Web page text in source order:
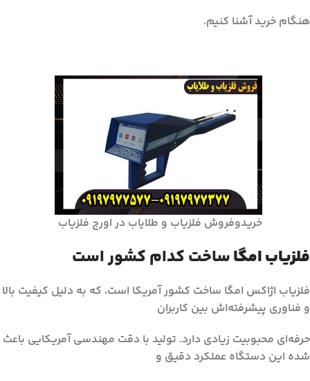
هنگام خرید آشنا کنیم.
خریدوفروش فلزیاب و طلایاب در اورج فلزیاب
فلزیاب امگاساخت کدام کشور است
فلزیاب اژاکس امگا ساخت کشور آمریکا است، که به دلیل کیفیت بالا
و فناوری پیشرفته‌اش بین کاربران
حرفه‌ای محبوبیت زیادی دارد. تولید با دقت مهندسی آمریکایی باعث
شده این دستگاه عملکرد دقیق و